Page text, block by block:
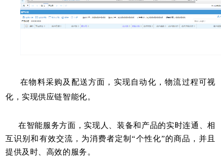
在物料采购及配送方面，实现自动化，物流过程可视
化，实现供应链智能化。
在智能服务方面，实现人、装备和产品的实时连通、相
互识别和有效交流，为消费者定制“个性化”的商品，并且
提供及时、高效的服务。